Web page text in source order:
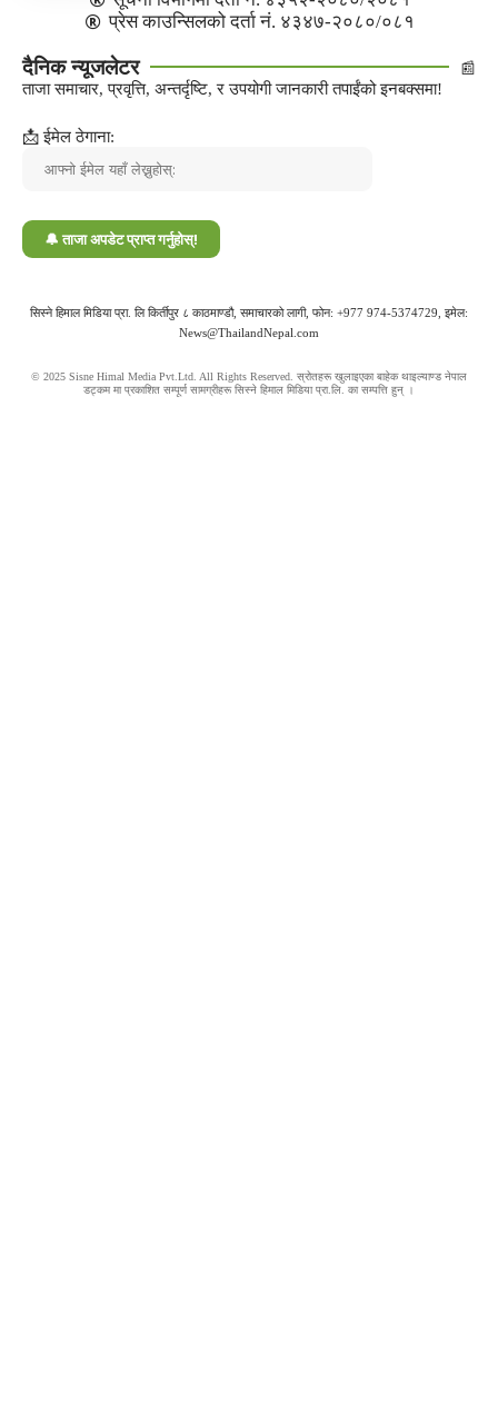
प्रेस काउन्सिलको दर्ता नं. ४३४७-२०८०/०८१
दैनिक न्यूजलेटर
📰
ताजा समाचार, प्रवृत्ति, अन्तर्दृष्टि, र उपयोगी जानकारी तपाईंको इनबक्समा!
📩 ईमेल ठेगाना:
सिस्ने हिमाल मिडिया प्रा. लि किर्तीपुर ८ काठमाण्डौ, समाचारको लागी, फोन: +977 974-5374729, इमेल:
News@ThailandNepal.com
© 2025 Sisne Himal Media Pvt.Ltd. All Rights Reserved. स्रोतहरू खुलाइएका बाहेक थाइल्याण्ड नेपाल
डट्कम मा प्रकाशित सम्पूर्ण सामग्रीहरू सिस्ने हिमाल मिडिया प्रा.लि. का सम्पत्ति हुन् ।